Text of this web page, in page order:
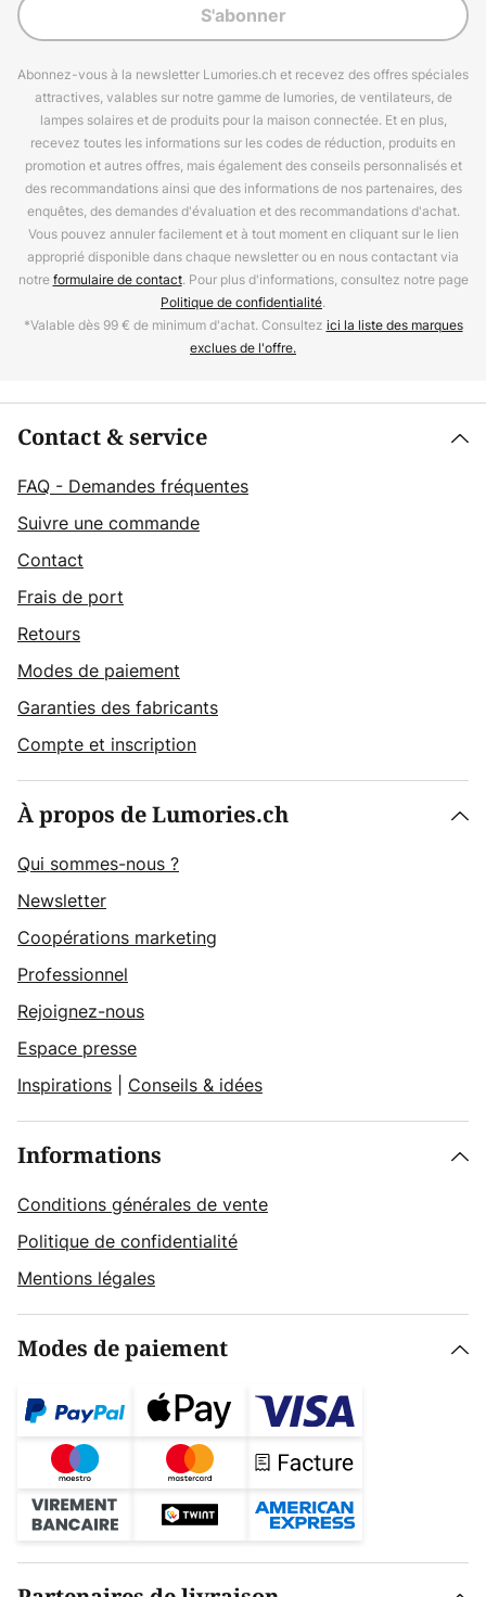
S'abonner
Abonnez-vous à la newsletter Lumories.ch et recevez des offres spéciales
attractives, valables sur notre gamme de lumories, de ventilateurs, de
lampes solaires et de produits pour la maison connectée. Et en plus,
recevez toutes les informations sur les codes de réduction, produits en
promotion et autres offres, mais également des conseils personnalisés et
des recommandations ainsi que des informations de nos partenaires, des
enquêtes, des demandes d'évaluation et des recommandations d'achat.
Vous pouvez annuler facilement et à tout moment en cliquant sur le lien
approprié disponible dans chaque newsletter ou en nous contactant via
notreformulaire de contact. Pour plus d'informations, consultez notre page
Politique de confidentialité.
*Valable dès 99 € de minimum d'achat. Consultez ici la liste des marques
exclues de l'offre.
Contact & service
FAQ - Demandes fréquentes
Suivre une commande
Contact
Frais de port
Retours
Modes de paiement
Garanties des fabricants
Compte et inscription
À propos de Lumories.ch
Qui sommes-nous ?
Newsletter
Coopérations marketing
Professionnel
Rejoignez-nous
Espace presse
Inspirations
Conseils & idées
Informations
Conditions générales de vente
Politique de confidentialité
Mentions légales
Modes de paiement